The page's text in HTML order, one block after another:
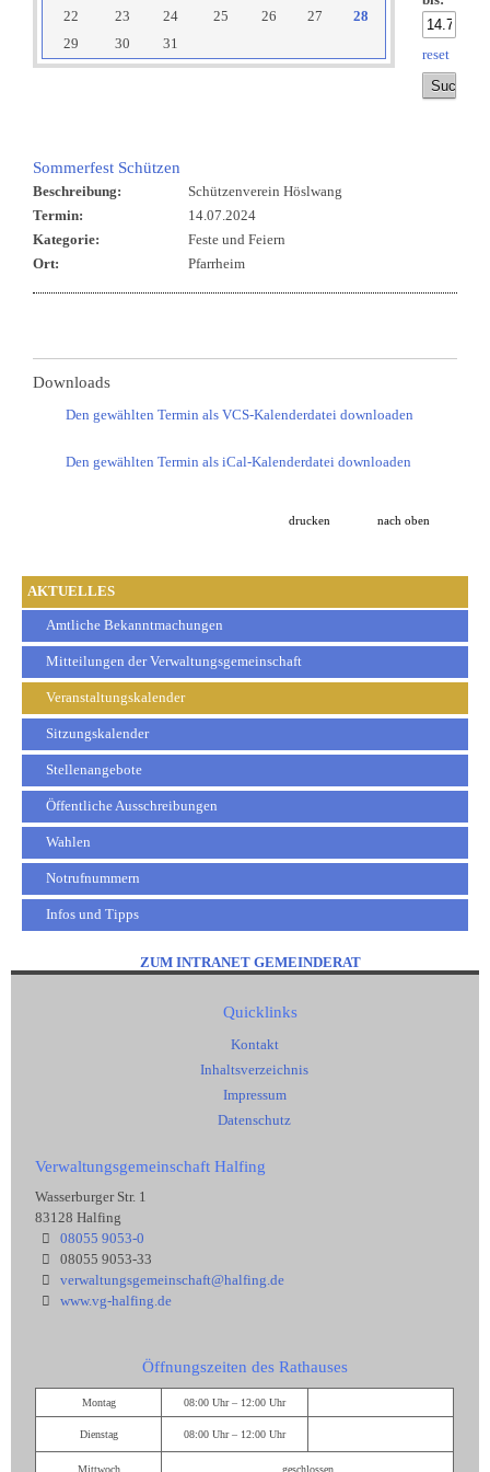
AKTUELLES
Amtliche Bekanntmachungen
Mitteilungen der Verwaltungsgemeinschaft
Veranstaltungskalender
Sitzungskalender
Stellenangebote
Öffentliche Ausschreibungen
Wahlen
Notrufnummern
Infos und Tipps
22
23 24 25 26 27
28
29
30 31
reset
Sommerfest Schützen
Beschreibung:
Schützenverein Höslwang
Termin:
14.07.2024
Kategorie:
Feste und Feiern
Ort:
Pfarrheim
Downloads
Den gewählten Termin als VCS-Kalenderdatei downloaden
Den gewählten Termin als iCal-Kalenderdatei downloaden
drucken nach oben
ZUM INTRANET GEMEINDERAT
Quicklinks
Kontakt
Inhaltsverzeichnis
Impressum
Datenschutz
Verwaltungsgemeinschaft Halfing
Wasserburger Str. 1
83128 Halfing
08055 9053-0
08055 9053-33
verwaltungsgemeinschaft@halfing.de
www.vg-halfing.de
Öffnungszeiten des Rathauses
Montag 08:00 Uhr – 12:00 Uhr
Dienstag 08:00 Uhr – 12:00 Uhr